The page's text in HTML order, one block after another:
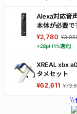
Alexa対応音
本体が必要で
¥2,780
+28pt (1%還元)
XREAL xbx
タメセット
¥62,611
\\